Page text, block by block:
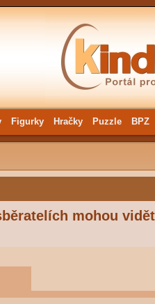
Figurky Hračky Puzzle BPZ
mohou